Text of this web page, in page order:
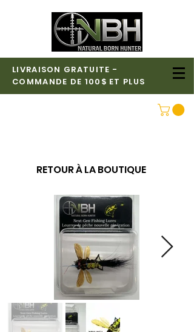
LIVRAISON GRATUITE -
COMMANDE DE 100$ ET PLUS
RETOUR À LA BOUTIQUE